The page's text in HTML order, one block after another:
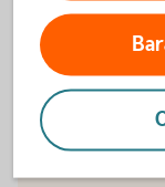
ett
transaktion i
automater.
Logga in